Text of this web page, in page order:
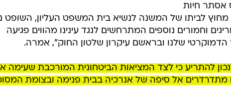
אסתר חיות
מחוץ לביתו של המשנה לנשיא בית המשפט העליון, השופט
וחמורים נוספים המתרחשים לנגד עינינו מהווים פגיעה
שלנו ובראשם עיקרון שלטון החוק", אמרה.
להתריע כי לצד המציאות הביטחונית המורכבת שעימה
מתדרדרים אל סיפה של אנרכיה בבית פנימה ובצומת